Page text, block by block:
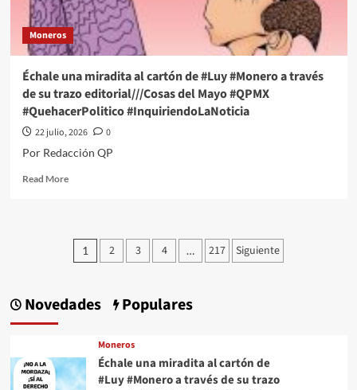
de
su
trazo
editorial///Tamaños
las
negociaciones
del
T-
#QPMX
Moneros
Échale una miradita al cartón de #Luy #Monero a través
de su trazo editorial///Cosas del Mayo #QPMX
#QuehacerPolitico #InquiriendoLaNoticia
22 julio, 2026
0
Por Redacción QP
Read MoreRead
una
miradita
de
#Luy
través
de
Paginación
entradas
1 2 3 4 … 217 Siguiente
Novedades Populares
Moneros
Échale una miradita al cartón de
#Luy #Monero a través de su trazo